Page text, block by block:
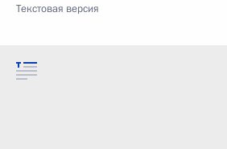
Текстовая версия